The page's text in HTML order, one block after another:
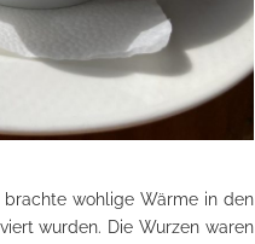
wohlige Wärme in den
wurden. Die Wurzen waren